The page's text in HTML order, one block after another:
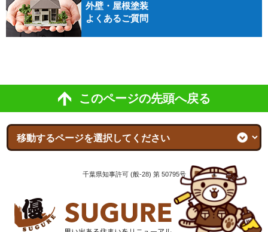
外壁・屋根塗装
よくあるご質問
このページの先頭へ戻る
千葉県知事許可 (般-28) 第 50795号